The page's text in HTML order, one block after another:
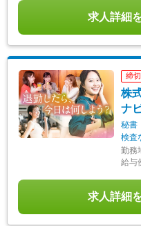
求人詳細
締
株
ナ
秘書
検査
勤務
給与
求人詳細